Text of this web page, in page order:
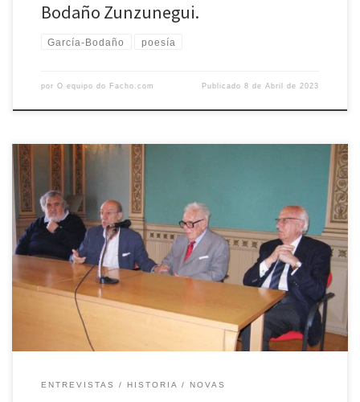
Bodaño Zunzunegui.
García-Bodaño poesía
por O equipo do Facho.com Publicado8 de Abril de 2023
Neste 2023 non que estamos a celebrar o noso 60 aniversario,
queremos lembrar a Francisco Fernández del Riego, a quen está
dedicado o Día das Letras Galegas deste ano, e a quen O Facho
concedeulle o Facho de ouro no ano 2008. Para achegarnos á súa
figura, tivemos o pracer […]
ENTREVISTAS HISTORIA NOVAS